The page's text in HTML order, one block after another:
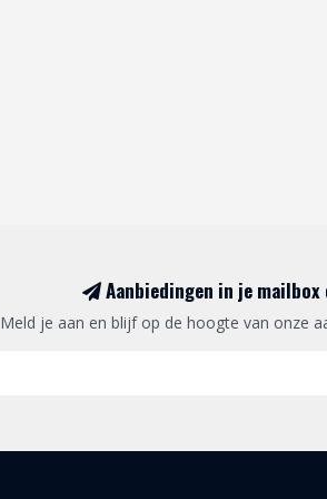
Aanbiedingen in je mailbox
Meld je aan en blijf op de hoogte van onze